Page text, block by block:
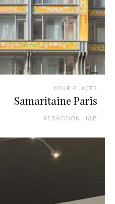
YOUR PLACES
Samaritaine Paris
REDACCIÓN H&B